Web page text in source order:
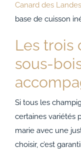
Canard des Landes
base de cuisson
Les trois
sous-
Si tous les
certaines variétés
marie avec une
choisir, c’est